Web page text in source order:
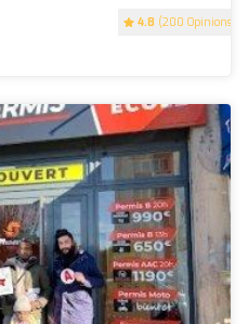
4.8 (200 Opinions)